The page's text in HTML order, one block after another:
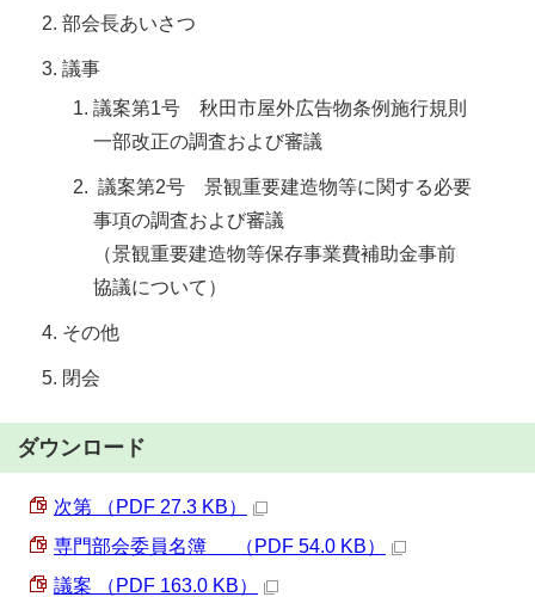
部会長あいさつ
議事
議案第1号 秋田市屋外広告物条例施行規則
一部改正の調査および審議
議案第2号 景観重要建造物等に関する必要
事項の調査および審議
（景観重要建造物等保存事業費補助金事前
協議について）
その他
閉会
ダウンロード
次第 （PDF 27.3 KB）
専門部会委員名簿 （PDF 54.0 KB）
議案 （PDF 163.0 KB）